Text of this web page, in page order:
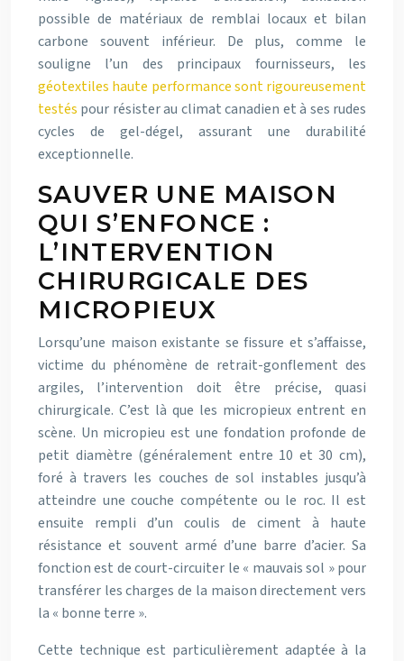
possible de matériaux de remblai locaux et bilan
carbone souvent inférieur. De plus, comme le
souligne l’un des principaux fournisseurs, les
géotextiles haute performance sont rigoureusement
testés pour résister au climat canadien et à ses rudes
cycles de gel-dégel, assurant une durabilité
exceptionnelle.
SAUVER UNE MAISON
QUI S’ENFONCE :
L’INTERVENTION
CHIRURGICALE DES
MICROPIEUX
Lorsqu’une maison existante se fissure et s’affaisse,
victime du phénomène de retrait-gonflement des
argiles, l’intervention doit être précise, quasi
chirurgicale. C’est là que les micropieux entrent en
scène. Un micropieu est une fondation profonde de
petit diamètre (généralement entre 10 et 30 cm),
foré à travers les couches de sol instables jusqu’à
atteindre une couche compétente ou le roc. Il est
ensuite rempli d’un coulis de ciment à haute
résistance et souvent armé d’une barre d’acier. Sa
fonction est de court-circuiter le « mauvais sol » pour
transférer les charges de la maison directement vers
la « bonne terre ».
Cette technique est particulièrement adaptée à la